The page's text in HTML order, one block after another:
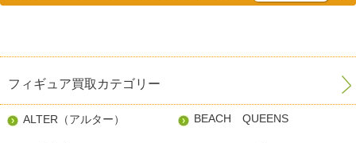
フィギュア買取カテゴリー
ALTER（アルター） BEACH QUEENS